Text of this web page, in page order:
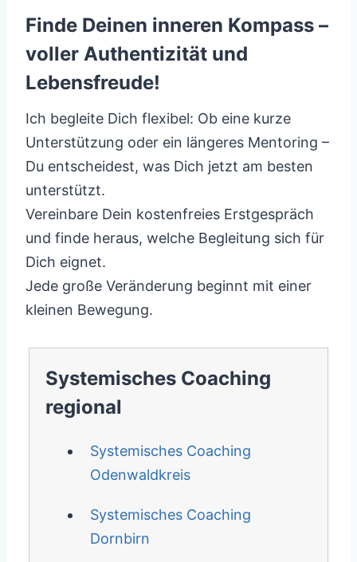
Finde Deinen inneren Kompass –
voller Authentizität und
Lebensfreude!
Ich begleite Dich flexibel: Ob eine kurze
Unterstützung oder ein längeres Mentoring –
Du entscheidest, was Dich jetzt am besten
unterstützt.
Vereinbare Dein kostenfreies Erstgespräch
und finde heraus, welche Begleitung sich für
Dich eignet.
Jede große Veränderung beginnt mit einer
kleinen Bewegung.
Systemisches Coaching
regional
Systemisches Coaching
Odenwaldkreis
Systemisches Coaching
Dornbirn